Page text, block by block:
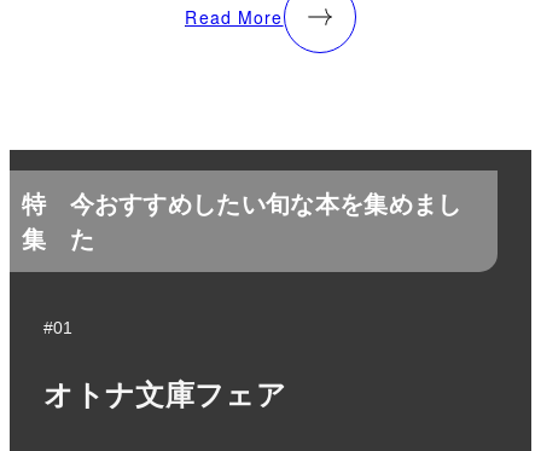
Read More
特
集
今おすすめしたい旬な本を集めまし
た
#01
オトナ文庫フェア